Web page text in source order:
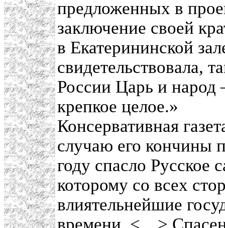
предложенных в
заключение своей
в Екатерининской
свидетельствовала,
России Царь и
крепкое целое.»
Консервативная
случаю его кончины
году спасло Русское
которому со всех
влиятельнейшие